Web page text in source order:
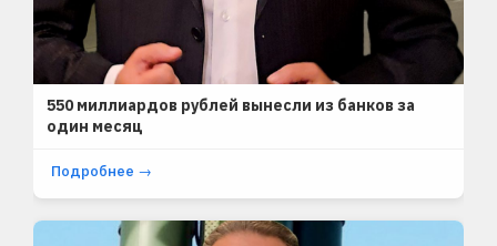
550 миллиардов рублей вынесли из банков за
один месяц
Подробнее →